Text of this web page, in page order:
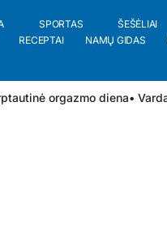
SPORTAS ŠEŠĖLIAI
RECEPTAI NAMŲ GIDAS
orgazmo diena•